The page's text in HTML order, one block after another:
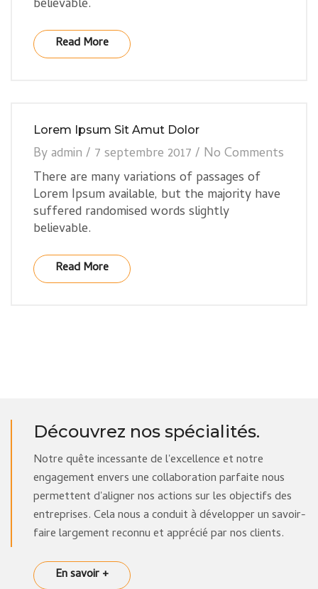
believable.
Read More
Lorem Ipsum Sit Amut Dolor
Byadmin / 7 septembre 2017 / No Comments
There are many variations of passages of
Lorem Ipsum available, but the majority have
suffered randomised words slightly
believable.
Read More
Découvrez nos spécialités.
Notre quête incessante de l'excellence et notre
engagement envers une collaboration parfaite nous
permettent d'aligner nos actions sur les objectifs des
entreprises. Cela nous a conduit à développer un savoir-
faire largement reconnu et apprécié par nos clients.
En savoir +